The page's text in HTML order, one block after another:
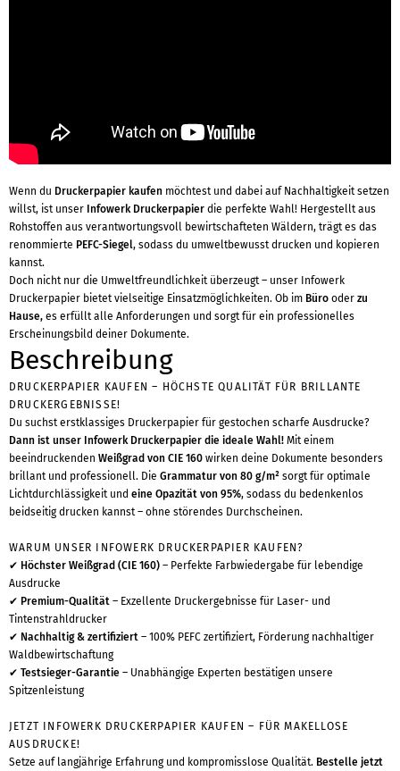
Wenn du Druckerpapier kaufen möchtest und dabei auf Nachhaltigkeit setzen
willst, ist unser Infowerk Druckerpapier die perfekte Wahl! Hergestellt aus
Rohstoffen aus verantwortungsvoll bewirtschafteten Wäldern, trägt es das
renommierte PEFC-Siegel, sodass du umweltbewusst drucken und kopieren
kannst.
Doch nicht nur die Umweltfreundlichkeit überzeugt – unser Infowerk
Druckerpapier bietet vielseitige Einsatzmöglichkeiten. Ob im Büro oder zu
Hause, es erfüllt alle Anforderungen und sorgt für ein professionelles
Erscheinungsbild deiner Dokumente.
Beschreibung
DRUCKERPAPIER KAUFEN – HÖCHSTE QUALITÄT FÜR BRILLANTE
DRUCKERGEBNISSE!
Du suchst erstklassiges Druckerpapier für gestochen scharfe Ausdrucke?
Dann ist unser Infowerk Druckerpapier die ideale Wahl! Mit einem
beeindruckenden Weißgrad von CIE 160 wirken deine Dokumente besonders
brillant und professionell. Die Grammatur von 80 g/m² sorgt für optimale
Lichtdurchlässigkeit und eine Opazität von 95%, sodass du bedenkenlos
beidseitig drucken kannst – ohne störendes Durchscheinen.
WARUM UNSER INFOWERK DRUCKERPAPIER KAUFEN?
✔ Höchster Weißgrad (CIE 160) – Perfekte Farbwiedergabe für lebendige
Ausdrucke
✔ Premium-Qualität – Exzellente Druckergebnisse für Laser- und
Tintenstrahldrucker
✔ Nachhaltig & zertifiziert – 100% PEFC zertifiziert, Förderung nachhaltiger
Waldbewirtschaftung
✔ Testsieger-Garantie – Unabhängige Experten bestätigen unsere
Spitzenleistung
JETZT INFOWERK DRUCKERPAPIER KAUFEN – FÜR MAKELLOSE
AUSDRUCKE!
Setze auf langjährige Erfahrung und kompromisslose Qualität. Bestelle jetzt